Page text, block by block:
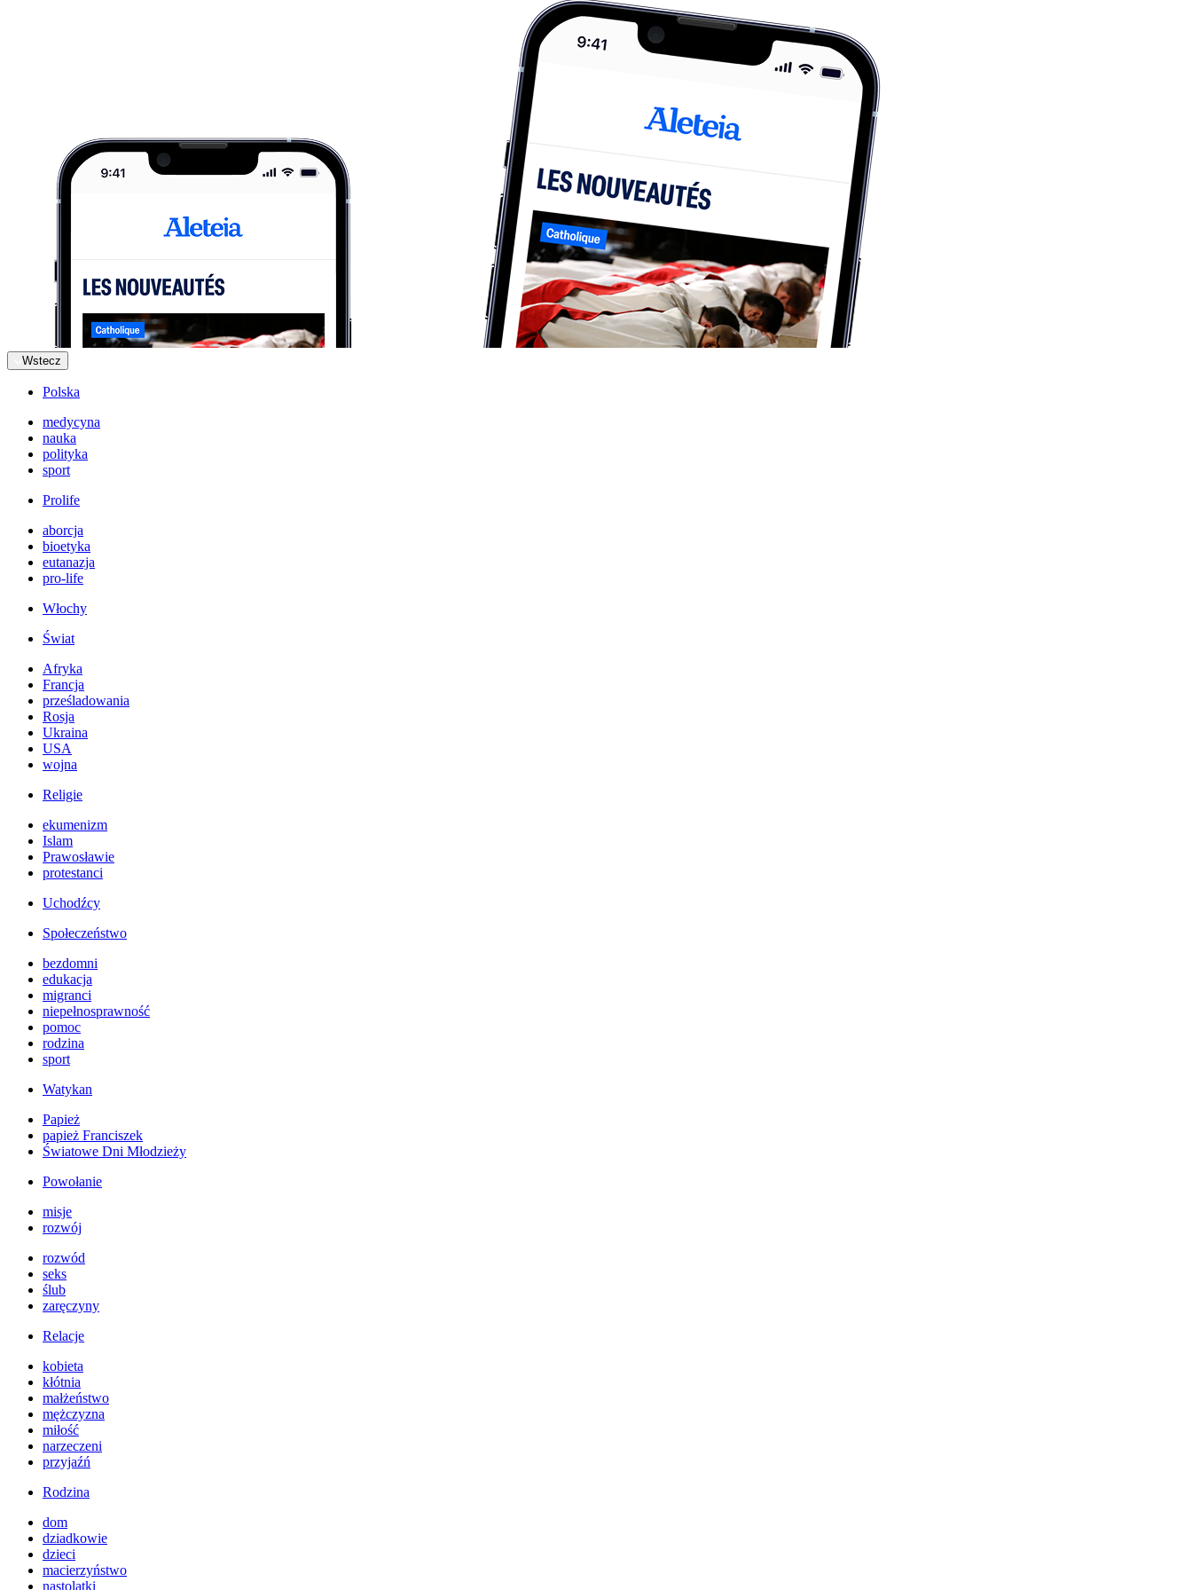
Wstecz
Polska
medycyna
nauka
polityka
sport
Prolife
aborcja
bioetyka
eutanazja
pro-life
Włochy
Świat
Afryka
Francja
prześladowania
Rosja
Ukraina
USA
wojna
Religie
ekumenizm
Islam
Prawosławie
protestanci
Uchodźcy
Społeczeństwo
bezdomni
edukacja
migranci
niepełnosprawność
pomoc
rodzina
sport
Watykan
Papież
papież Franciszek
Światowe Dni Młodzieży
Powołanie
misje
rozwój
rozwód
seks
ślub
zaręczyny
Relacje
kobieta
kłótnia
małżeństwo
mężczyzna
miłość
narzeczeni
przyjaźń
Rodzina
dom
dziadkowie
dzieci
macierzyństwo
nastolatki